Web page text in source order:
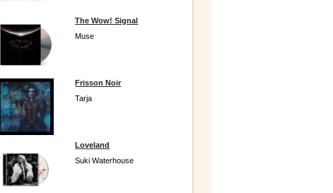
The Wow! Signal
Muse
Frisson Noir
Tarja
Loveland
Suki Waterhouse